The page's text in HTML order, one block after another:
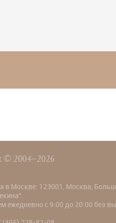
© 2004–2026
в Москве: 123001, Москва,
ежедневно с 9:00 до 20:00 без